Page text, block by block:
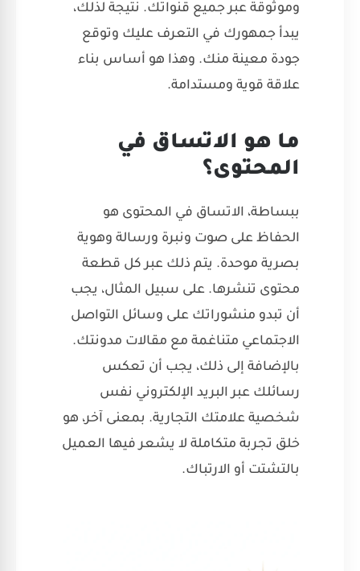
وموثوقة عبر جميع قنواتك. نتيجة لذلك،
يبدأ جمهورك في التعرف عليك وتوقع
جودة معينة منك. وهذا هو أساس بناء
علاقة قوية ومستدامة.
ما هو الاتساق في
المحتوى؟
ببساطة، الاتساق في المحتوى هو
الحفاظ على صوت ونبرة ورسالة وهوية
بصرية موحدة. يتم ذلك عبر كل قطعة
محتوى تنشرها. على سبيل المثال، يجب
أن تبدو منشوراتك على وسائل التواصل
الاجتماعي متناغمة مع مقالات مدونتك.
بالإضافة إلى ذلك، يجب أن تعكس
رسائلك عبر البريد الإلكتروني نفس
شخصية علامتك التجارية. بمعنى آخر، هو
خلق تجربة متكاملة لا يشعر فيها العميل
بالتشتت أو الارتباك.